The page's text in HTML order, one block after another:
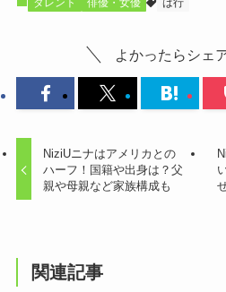
よかったらシェ
NiziUニナはアメリカとの
ハーフ！国籍や出身は？父
親や母親など家族構成も
関連記事